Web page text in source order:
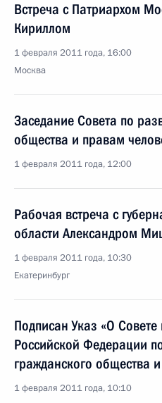
Встреча с Патриархом
Кириллом
1 февраля 2011 года, 16:00
Москва
Заседание Совета по
общества и правам
1 февраля 2011 года, 12:00
Рабочая встреча с
области Александром
1 февраля 2011 года, 10:30
Екатеринбург
Подписан Указ «О
Российской Федерации
гражданского общества
1 февраля 2011 года, 10:10